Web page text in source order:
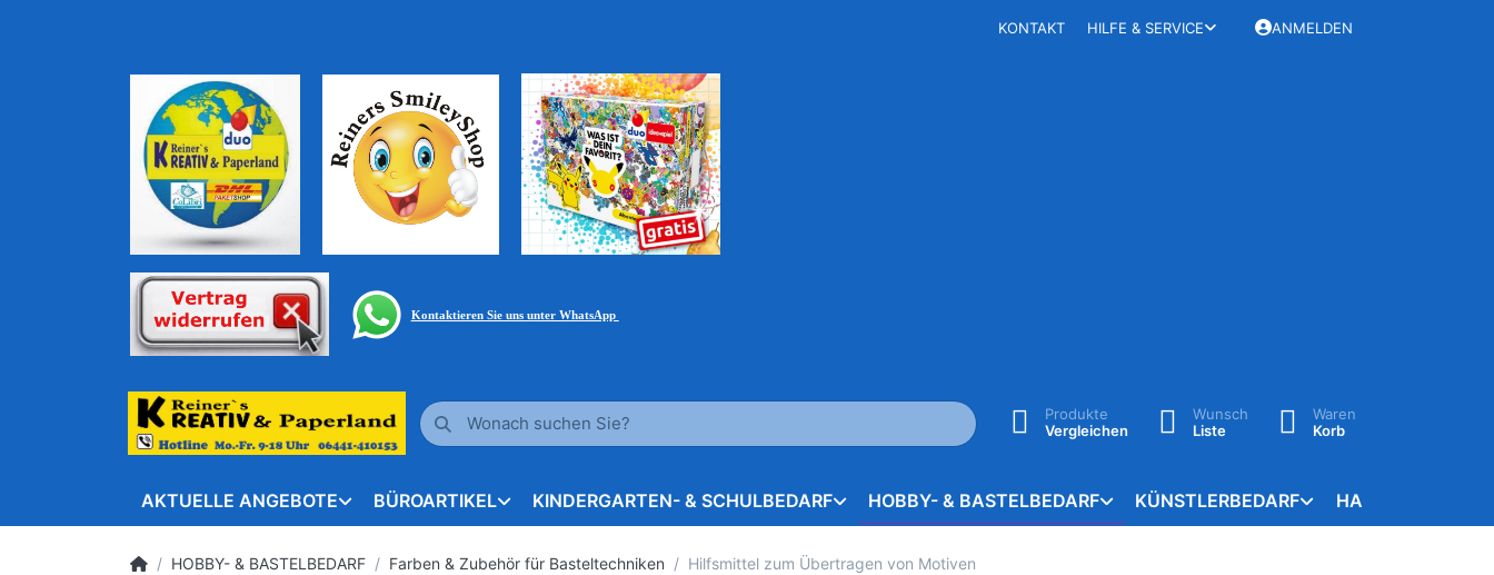
KONTAKT HILFE & SERVICE ANMELDEN
Kontaktieren Sie uns unter WhatsApp
Produkte
Vergleichen
Wunsch
Liste
Waren
Korb
AKTUELLE ANGEBOTE BÜROARTIKEL KINDERGARTEN- & SCHULBEDARF HOBBY- & BASTELBEDARF KÜNSTLERBEDARF
HOBBY- & BASTELBEDARF Farben & Zubehör für Basteltechniken Hilfsmittel zum Übertragen von Motiven